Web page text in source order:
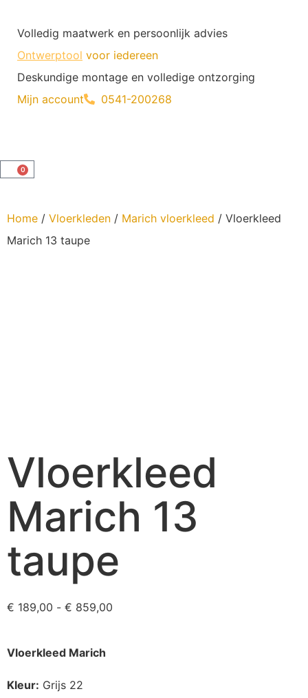
Volledig maatwerk en persoonlijk advies
Ontwerptool voor iedereen
Deskundige montage en volledige ontzorging
Mijn account
0541-200268
0
Home / Vloerkleden / Marich vloerkleed / Vloerkleed
Marich 13 taupe
Vloerkleed
Marich 13
taupe
€ 189,00 - € 859,00
Vloerkleed Marich
Kleur: Grijs 22